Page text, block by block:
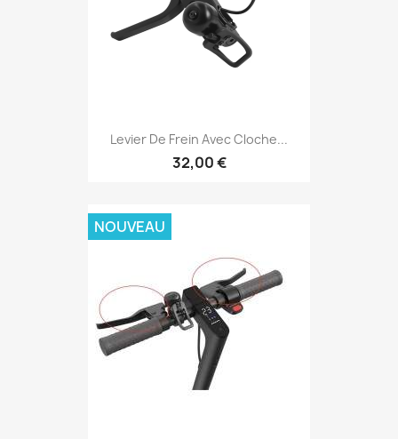
Levier De Frein Avec Cloche...
32,00 €
NOUVEAU